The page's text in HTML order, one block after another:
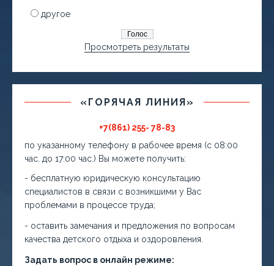
другое
Просмотреть результаты
«ГОРЯЧАЯ ЛИНИЯ»
+7(861) 255- 78-83
по указанному телефону в рабочее время (с 08:00
час. до 17:00 час.) Вы можете получить:
- бесплатную юридическую консультацию
специалистов в связи с возникшими у Вас
проблемами в процессе труда;
- оставить замечания и предложения по вопросам
качества детского отдыха и оздоровления.
Задать вопрос в онлайн режиме: